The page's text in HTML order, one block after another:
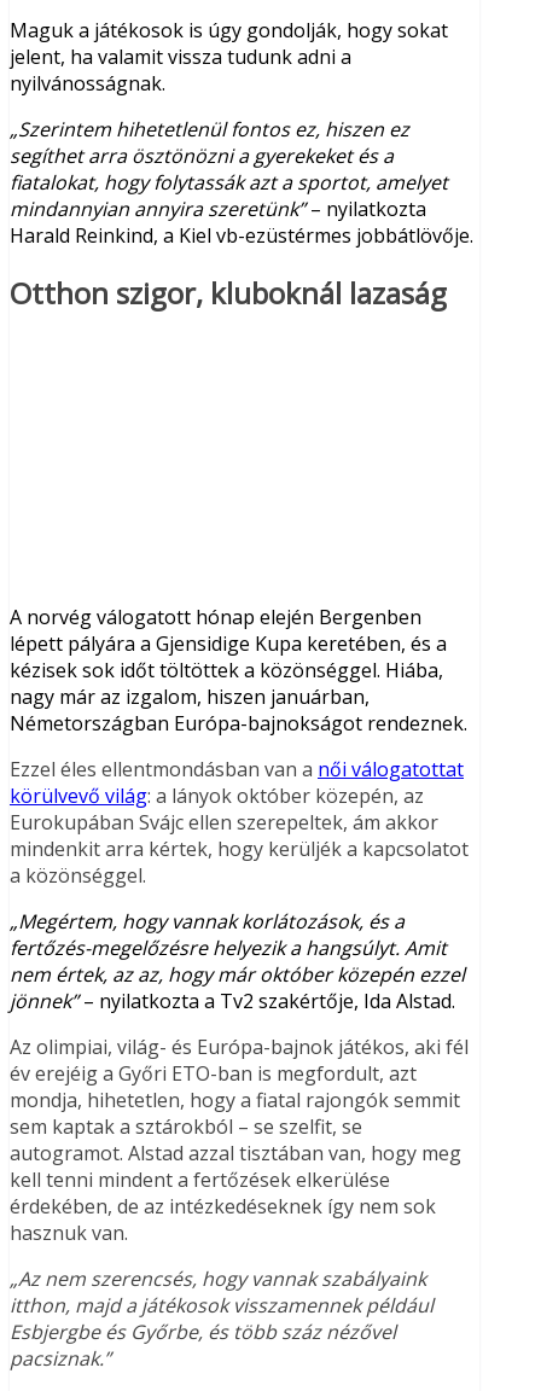
Maguk a játékosok is úgy gondolják, hogy sokat
jelent, ha valamit vissza tudunk adni a
nyilvánosságnak.
„Szerintem hihetetlenül fontos ez, hiszen ez
segíthet arra ösztönözni a gyerekeket és a
fiatalokat, hogy folytassák azt a sportot, amelyet
mindannyian annyira szeretünk”– nyilatkozta
Harald Reinkind, a Kiel vb-ezüstérmes jobbátlövője.
Otthon szigor, kluboknál lazaság
A norvég válogatott hónap elején Bergenben
lépett pályára a Gjensidige Kupa keretében, és a
kézisek sok időt töltöttek a közönséggel. Hiába,
nagy már az izgalom, hiszen januárban,
Németországban Európa-bajnokságot rendeznek.
Ezzel éles ellentmondásban van a női válogatottat
körülvevő világ: a lányok október közepén, az
Eurokupában Svájc ellen szerepeltek, ám akkor
mindenkit arra kértek, hogy kerüljék a kapcsolatot
a közönséggel.
„Megértem, hogy vannak korlátozások, és a
fertőzés-megelőzésre helyezik a hangsúlyt. Amit
nem értek, az az, hogy már október közepén ezzel
jönnek”– nyilatkozta a Tv2 szakértője, Ida Alstad.
Az olimpiai, világ- és Európa-bajnok játékos, aki fél
év erejéig a Győri ETO-ban is megfordult, azt
mondja, hihetetlen, hogy a fiatal rajongók semmit
sem kaptak a sztárokból – se szelfit, se
autogramot. Alstad azzal tisztában van, hogy meg
kell tenni mindent a fertőzések elkerülése
érdekében, de az intézkedéseknek így nem sok
hasznuk van.
„Az nem szerencsés, hogy vannak szabályaink
itthon, majd a játékosok visszamennek például
Esbjergbe és Győrbe, és több száz nézővel
pacsiznak.”